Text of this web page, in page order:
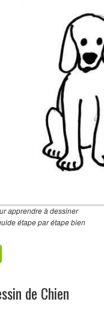
apprendre à dessiner
étape par étape bien
de Chien